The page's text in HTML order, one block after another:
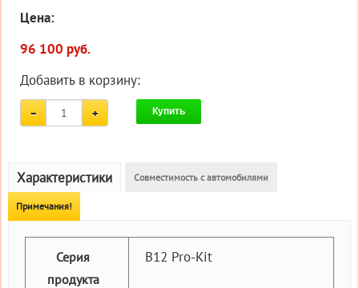
Цена:
96 100 руб.
Добавить в корзину:
Купить
Характеристики Совместимость с автомобилями
Примечания!
Серия
продукта
B12 Pro-Kit